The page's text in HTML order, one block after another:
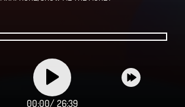
00:00/ 26:39